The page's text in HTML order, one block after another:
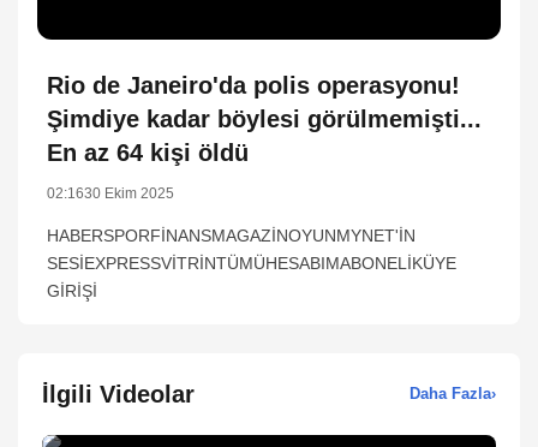
Rio de Janeiro'da polis operasyonu!
Şimdiye kadar böylesi görülmemişti...
En az 64 kişi öldü
02:1630 Ekim 2025
HABERSPORFİNANSMAGAZİNOYUNMYNET'İN
SESİEXPRESSVİTRİNTÜMÜHESABIMABONELİKÜYE
GİRİŞİ
İlgili Videolar Daha Fazla›